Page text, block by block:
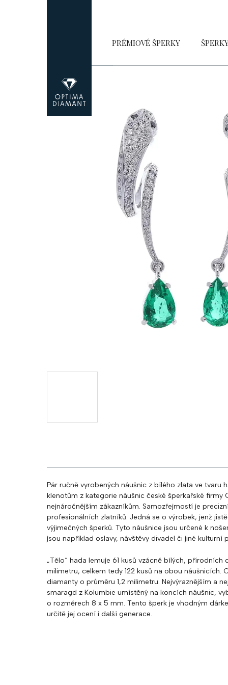
PRÉMIOVÉ ŠPERKY
Pár ručně vyrobených náušnic z bílého zlata ve tvaru
klenotům z kategorie náušnic české šperkařské firmy
nejnáročnějším zákazníkům. Samozřejmostí je
profesionálních zlatníků. Jedná se o výrobek, jenž
výjimečných šperků. Tyto náušnice jsou určené k
jsou například oslavy, návštěvy divadel či jiné kulturní
„Tělo“ hada lemuje 61 kusů vzácně bílých, přírodních
milimetru, celkem tedy 122 kusů na obou náušnicích.
diamanty o průměru 1,2 milimetru. Nejvýraznějším a
smaragd z Kolumbie umístěný na koncích náušnic,
o rozměrech 8 x 5 mm. Tento šperk je vhodným
určitě jej ocení i další generace.